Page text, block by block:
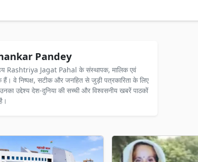
Pandey
Rashtriya Jagat Pahal के संस्थापक, मालिक एवं
हैं। वे निष्पक्ष, सटीक और जनहित से जुड़ी पत्रकारिता के लिए
उद्देश्य देश-दुनिया की सच्ची और विश्वसनीय खबरें पाठकों